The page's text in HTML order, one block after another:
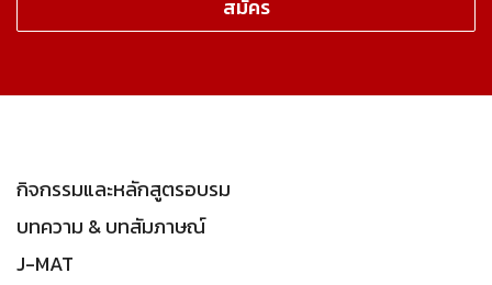
กิจกรรมและหลักสูตรอบรม
บทความ & บทสัมภาษณ์
J-MAT